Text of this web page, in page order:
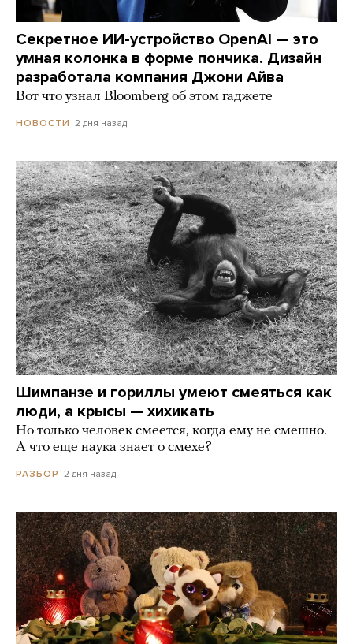
Секретное ИИ-устройство OpenAI — это
умная колонка в форме пончика. Дизайн
разработала компания Джони Айва
Вот что узнал Bloomberg об этом гаджете
НОВОСТИ 2 дня назад
Шимпанзе и гориллы умеют смеяться как
люди, а крысы — хихикать
Но только человек смеется, когда ему не смешно.
А что еще наука знает о смехе?
РАЗБОР 2 дня назад